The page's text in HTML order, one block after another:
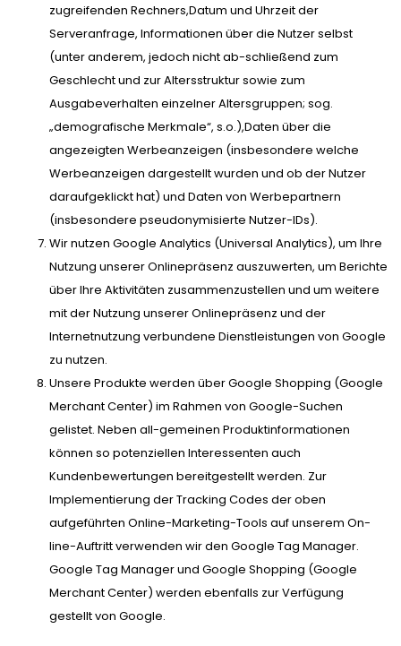
zugreifenden Rechners,Datum und Uhrzeit der
Serveranfrage, Informationen über die Nutzer selbst
(unter anderem, jedoch nicht ab-schließend zum
Geschlecht und zur Altersstruktur sowie zum
Ausgabeverhalten einzelner Altersgruppen; sog.
„demografische Merkmale“, s.o.),Daten über die
angezeigten Werbeanzeigen (insbesondere welche
Werbeanzeigen dargestellt wurden und ob der Nutzer
daraufgeklickt hat) und Daten von Werbepartnern
(insbesondere pseudonymisierte Nutzer-IDs).
Wir nutzen Google Analytics (Universal Analytics), um Ihre
Nutzung unserer Onlinepräsenz auszuwerten, um Berichte
über Ihre Aktivitäten zusammenzustellen und um weitere
mit der Nutzung unserer Onlinepräsenz und der
Internetnutzung verbundene Dienstleistungen von Google
zu nutzen.
Unsere Produkte werden über Google Shopping (Google
Merchant Center) im Rahmen von Google-Suchen
gelistet. Neben all-gemeinen Produktinformationen
können so potenziellen Interessenten auch
Kundenbewertungen bereitgestellt werden. Zur
Implementierung der Tracking Codes der oben
aufgeführten Online-Marketing-Tools auf unserem On-
line-Auftritt verwenden wir den Google Tag Manager.
Google Tag Manager und Google Shopping (Google
Merchant Center) werden ebenfalls zur Verfügung
gestellt von Google.